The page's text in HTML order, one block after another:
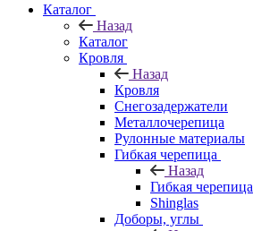
Каталог
Назад
Каталог
Кровля
Назад
Кровля
Снегозадержатели
Металлочерепица
Рулонные материалы
Гибкая черепица
Назад
Гибкая черепица
Shinglas
Доборы, углы